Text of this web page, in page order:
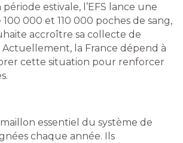
estivale, l’EFS lance une
000 et 110 000 poches de sang,
accroître sa collecte de
la France dépend à
cette situation pour renforcer
essentiel du système de
chaque année. Ils